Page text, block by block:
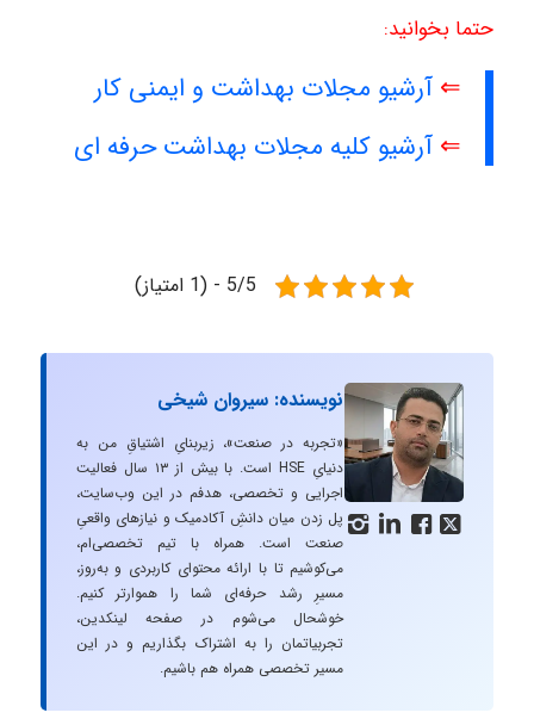
حتما بخوانید:
⇐ آرشیو مجلات بهداشت و ایمنی کار
⇐ آرشیو کلیه مجلات بهداشت حرفه ای
5/5 - (1 امتیاز)
   
نویسنده: سیروان شیخی
«تجربه در صنعت»، زیربنایِ اشتیاقِ من به
دنیایِ HSE است. با بیش از ۱۳ سال فعالیت
اجرایی و تخصصی، هدفم در این وب‌سایت،
پل زدن میان دانشِ آکادمیک و نیازهای واقعیِ
صنعت است. همراه با تیم تخصصی‌ام،
می‌کوشیم تا با ارائه محتوای کاربردی و به‌روز،
مسیرِ رشد حرفه‌ای شما را هموارتر کنیم.
خوشحال می‌شوم در صفحه لینکدین،
تجربیاتمان را به اشتراک بگذاریم و در این
مسیر تخصصی همراه هم باشیم.